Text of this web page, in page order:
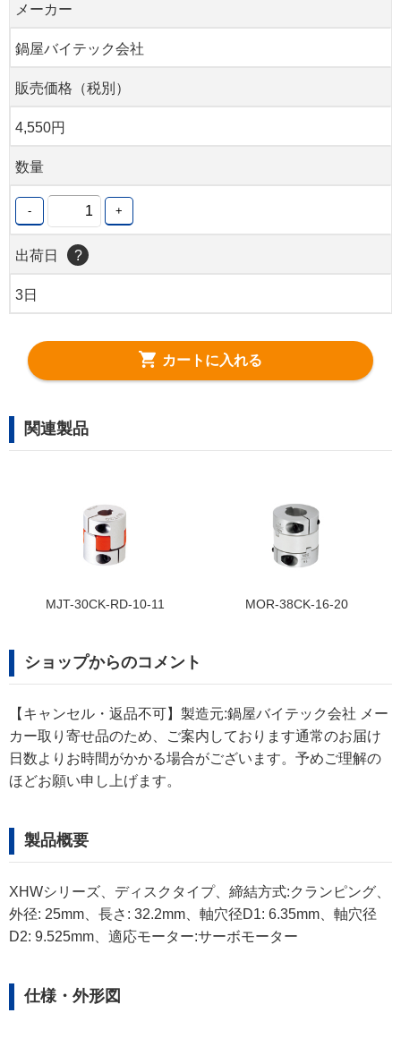
メーカー
鍋屋バイテック会社
販売価格（税別）
4,550円
数量
- +
出荷日 ?
3日
カートに入れる
関連製品
MJT-30CK-RD-10-11 MOR-38CK-16-20
ショップからのコメント
【キャンセル・返品不可】製造元:鍋屋バイテック会社 メー
カー取り寄せ品のため、ご案内しております通常のお届け
日数よりお時間がかかる場合がございます。予めご理解の
ほどお願い申し上げます。
製品概要
XHWシリーズ、ディスクタイプ、締結方式:クランピング、
外径: 25mm、長さ: 32.2mm、軸穴径D1: 6.35mm、軸穴径
D2: 9.525mm、適応モーター:サーボモーター
仕様・外形図